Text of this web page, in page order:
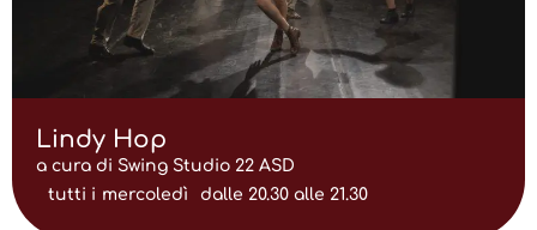
Lindy Hop
a cura di Swing Studio 22 ASD
tutti i mercoledì dalle 20.30 alle 21.30